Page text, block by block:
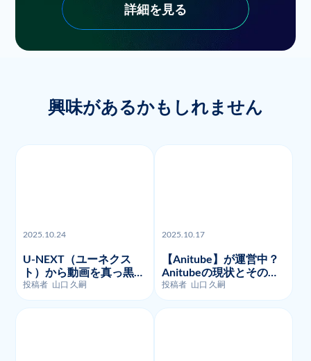
詳細を見る
興味があるかもしれません
2025.10.24
U-NEXT（ユーネクス
ト）から動画を真っ黒な
く画面録画・ダウンロー
ドする方法を徹底的に解
説
投稿者 山口 久嗣
2025.10.17
【Anitube】が運営中？
Anitubeの現状とその代
わりに利用できるサイト
を紹介
投稿者 山口 久嗣